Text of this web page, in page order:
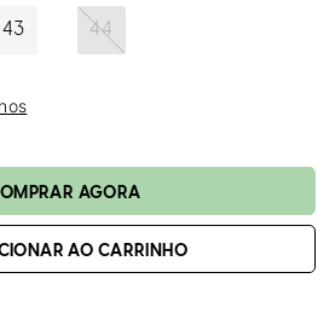
43 44
AO CARRINHO